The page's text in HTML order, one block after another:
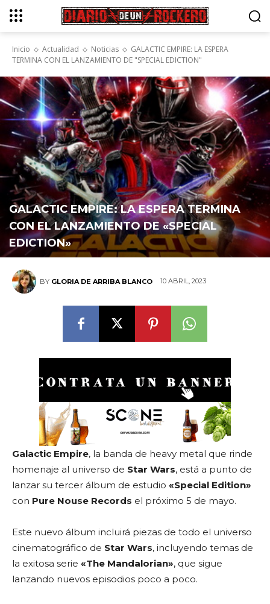
Inicio Actualidad Noticias
GALACTIC EMPIRE: LA ESPERA
TERMINA CON EL LANZAMIENTO DE "SPECIAL EDICTION"
GALACTIC EMPIRE: LA ESPERA TERMINA
CON EL LANZAMIENTO DE «SPECIAL
EDICTION»
BY GLORIA DE ARRIBA BLANCO 10 ABRIL, 2023
Galactic Empire, la banda de heavy metal que rinde
homenaje al universo de Star Wars, está a punto de
lanzar su tercer álbum de estudio «Special Edition»
con Pure Nouse Records el próximo 5 de mayo.
Este nuevo álbum incluirá piezas de todo el universo
cinematográfico de Star Wars, incluyendo temas de
la exitosa serie «The Mandalorian», que sigue
lanzando nuevos episodios poco a poco.